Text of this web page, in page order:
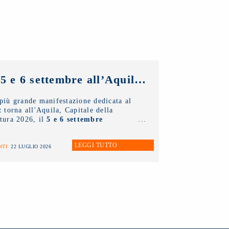
Il 5 e 6 settembre all’Aquila torna il Jazz Italiano per le Terre del Sisma: il NUOVO IMAIE c’è
grande manifestazione dedicata al
torna all'Aquila, Capitale della
2026, il 5 e 6 settembre
22 LUGLIO 2026 LEGGI TUTTO